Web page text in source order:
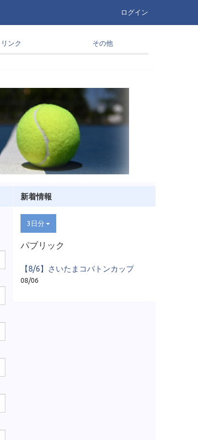
ログイン
リンク その他
新着情報
3日分
パブリック
【8/6】さいたまコバトンカップ
08/06